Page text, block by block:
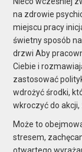
na zdrowie
miejscu pracy
świetny sposób
drzwi Aby
Ciebie i
zastosować
wdrożyć środki,
wkroczyć do
Może to
stresem,
otwartego